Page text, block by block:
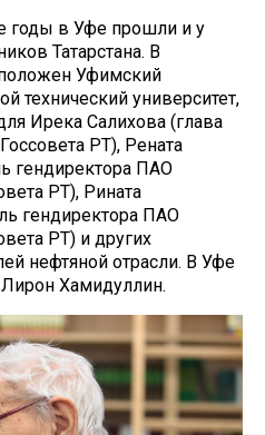
годы в Уфе прошли и у
Татарстана. В
Уфимский
технический университет,
Ирека Салихова (глава
РТ), Рената
гендиректора ПАО
РТ), Рината
гендиректора ПАО
РТ) и других
нефтяной отрасли. В Уфе
Хамидуллин.